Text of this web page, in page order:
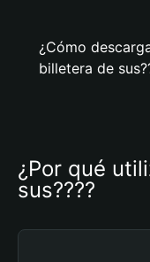
¿Cómo
billetera de
¿Por qué
sus????